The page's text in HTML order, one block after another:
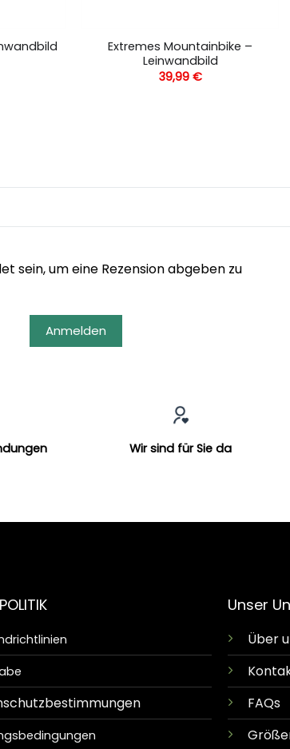
Extremes Mountainbike –
Leinwandbild
39,99 €
sein, um eine Rezension abgeben zu
Anmelden
Wir sind für Sie da
Unser
Über
FAQs